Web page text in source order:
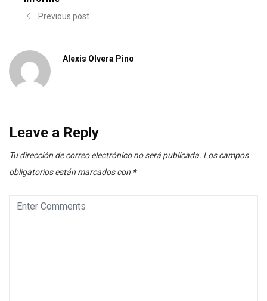
Previous post
Alexis Olvera Pino
Leave a Reply
Tu dirección de correo electrónico no será publicada. Los campos
obligatorios están marcados con *